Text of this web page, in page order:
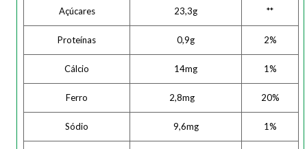
Açúcares 23,3g **
Proteínas 0,9g 2%
Cálcio 14mg 1%
Ferro 2,8mg 20%
Sódio 9,6mg 1%